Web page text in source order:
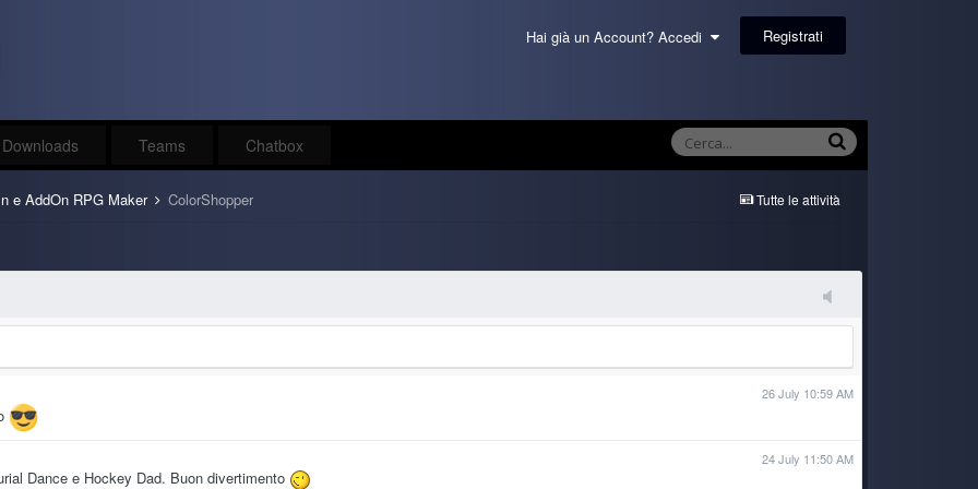
Hai già un Account? Accedi Registrati
Downloads Teams Chatbox
Tutte le attività
e AddOn RPG Maker ColorShopper
26 July 10:59 AM
24 July 11:50 AM
Dance e Hockey Dad. Buon divertimento